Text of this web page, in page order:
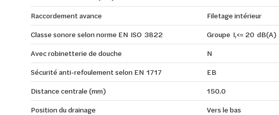
Raccordement avance
Filetage intérieur
Classe sonore selon norme EN ISO 3822
Groupe I,<= 20 dB(A)
Avec robinetterie de douche
N
Sécurité anti-refoulement selon EN 1717
EB
Distance centrale (mm)
150.0
Position du drainage
Vers le bas